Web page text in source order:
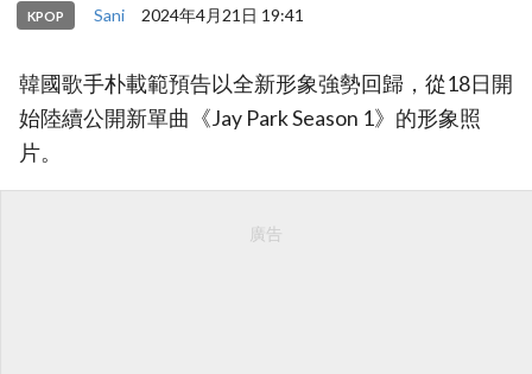
KPOP Sani 2024年4月21日 19:41
韓國歌手朴載範預告以全新形象強勢回歸，從18日開
始陸續公開新單曲《Jay Park Season 1》的形象照
片。
廣告